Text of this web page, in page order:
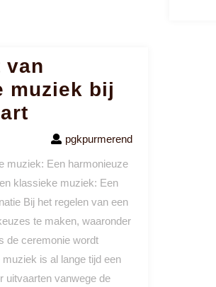
van
muziek bij
pgkpurmerend
muziek: Een harmonieuze
klassieke muziek: Een
Bij het regelen van een
te maken, waaronder
de ceremonie wordt
is al lange tijd een
uitvaarten vanwege de